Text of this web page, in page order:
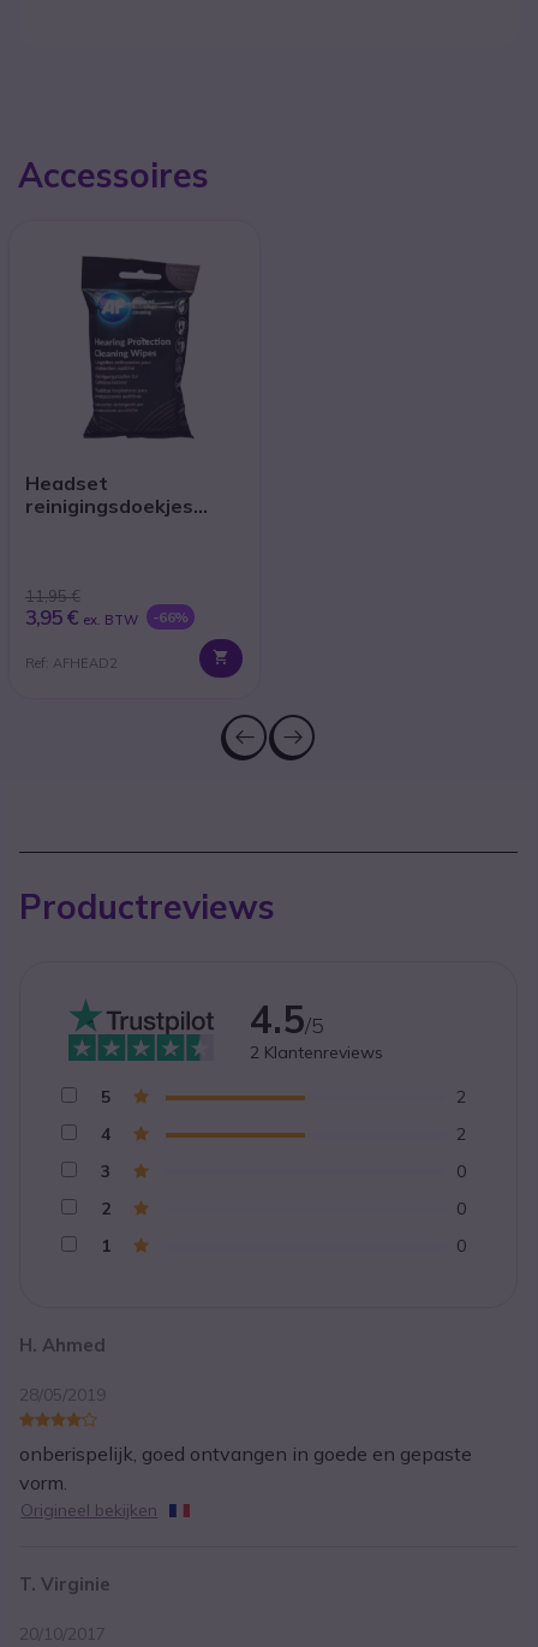
Accessoires
Headset
reinigingsdoekjes
11,95 €
3,95 € ex. BTW -66%
Ref: AFHEAD2
Productreviews
H. Ahmed
28/05/2019
onberispelijk, goed ontvangen in goede en gepaste
vorm.
Origineel bekijken
T. Virginie
20/10/2017
4.5/5
2 Klantenreviews
5
2
4
2
3
0
2
0
1
0